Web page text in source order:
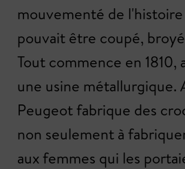
mouvementé de
pouvait être coupé,
Tout commence en
une usine métallurgique.
Peugeot fabrique des
non seulement à
aux femmes qui les